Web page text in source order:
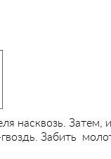
насквозь. Затем,
Забить